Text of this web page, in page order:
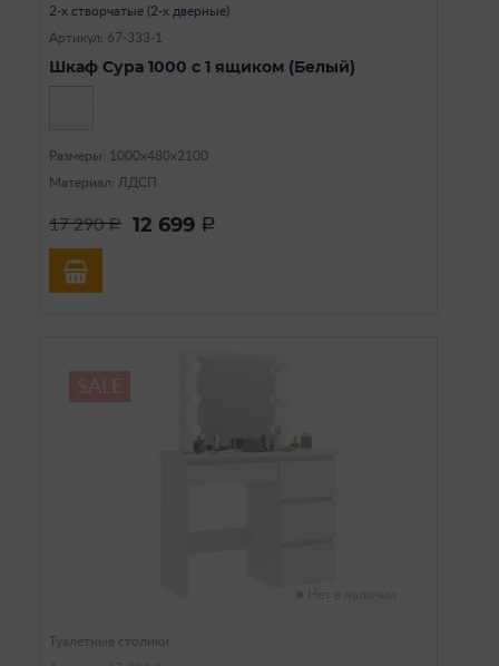
2-х створчатые (2-х дверные)
Артикул: 67-333-1
Шкаф Сура 1000 с 1 ящиком (Белый)
Размеры: 1000х480х2100
Материал: ЛДСП
17 290a 12 699 a
Туалетные столики